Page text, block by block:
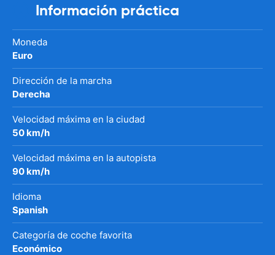
Información práctica
Moneda
Euro
Dirección de la marcha
Derecha
Velocidad máxima en la ciudad
50 km/h
Velocidad máxima en la autopista
90 km/h
Idioma
Spanish
Categoría de coche favorita
Económico